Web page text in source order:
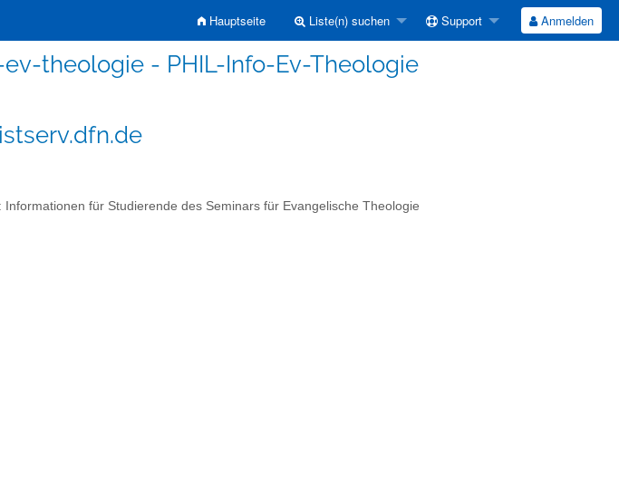
Hauptseite Liste(n) suchen Support Anmelden
theologie - PHIL-Info-Ev-Theologie
für Studierende des Seminars für Evangelische Theologie